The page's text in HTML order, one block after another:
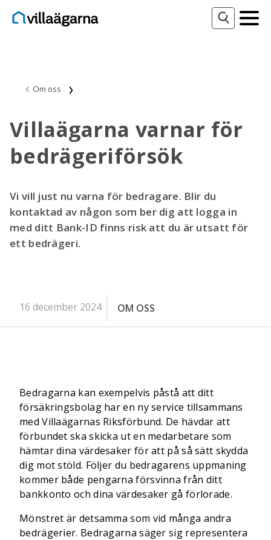
Om oss
Villaägarna varnar för
bedrägeriförsök
Vi vill just nu varna för bedragare. Blir du
kontaktad av någon som ber dig att logga in
med ditt Bank-ID finns risk att du är utsatt för
ett bedrägeri.
16 december 2024 OM OSS
Bedragarna kan exempelvis påstå att ditt
försäkringsbolag har en ny service tillsammans
med Villaägarnas Riksförbund. De hävdar att
förbundet ska skicka ut en medarbetare som
hämtar dina värdesaker för att på så sätt skydda
dig mot stöld. Följer du bedragarens uppmaning
kommer både pengarna försvinna från ditt
bankkonto och dina värdesaker gå förlorade.
Mönstret är detsamma som vid många andra
bedrägerier. Bedragarna säger sig representera